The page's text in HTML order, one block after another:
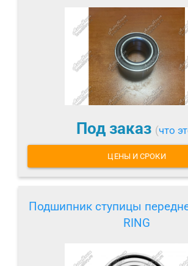
Под заказ (что
ЦЕНЫ И СРОКИ
Подшипник ступицы
RING